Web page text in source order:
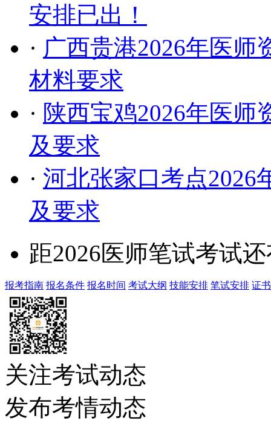
安排已出！
· 广西贵港2026年医师
材料要求
· 陕西宝鸡2026年医
及要求
· 河北张家口考点2026
及要求
距2026医师笔试考试
报考指南 报名条件 报名时间 考试大纲 技能安排 笔试安排 证
关注考试动态
发布考情动态